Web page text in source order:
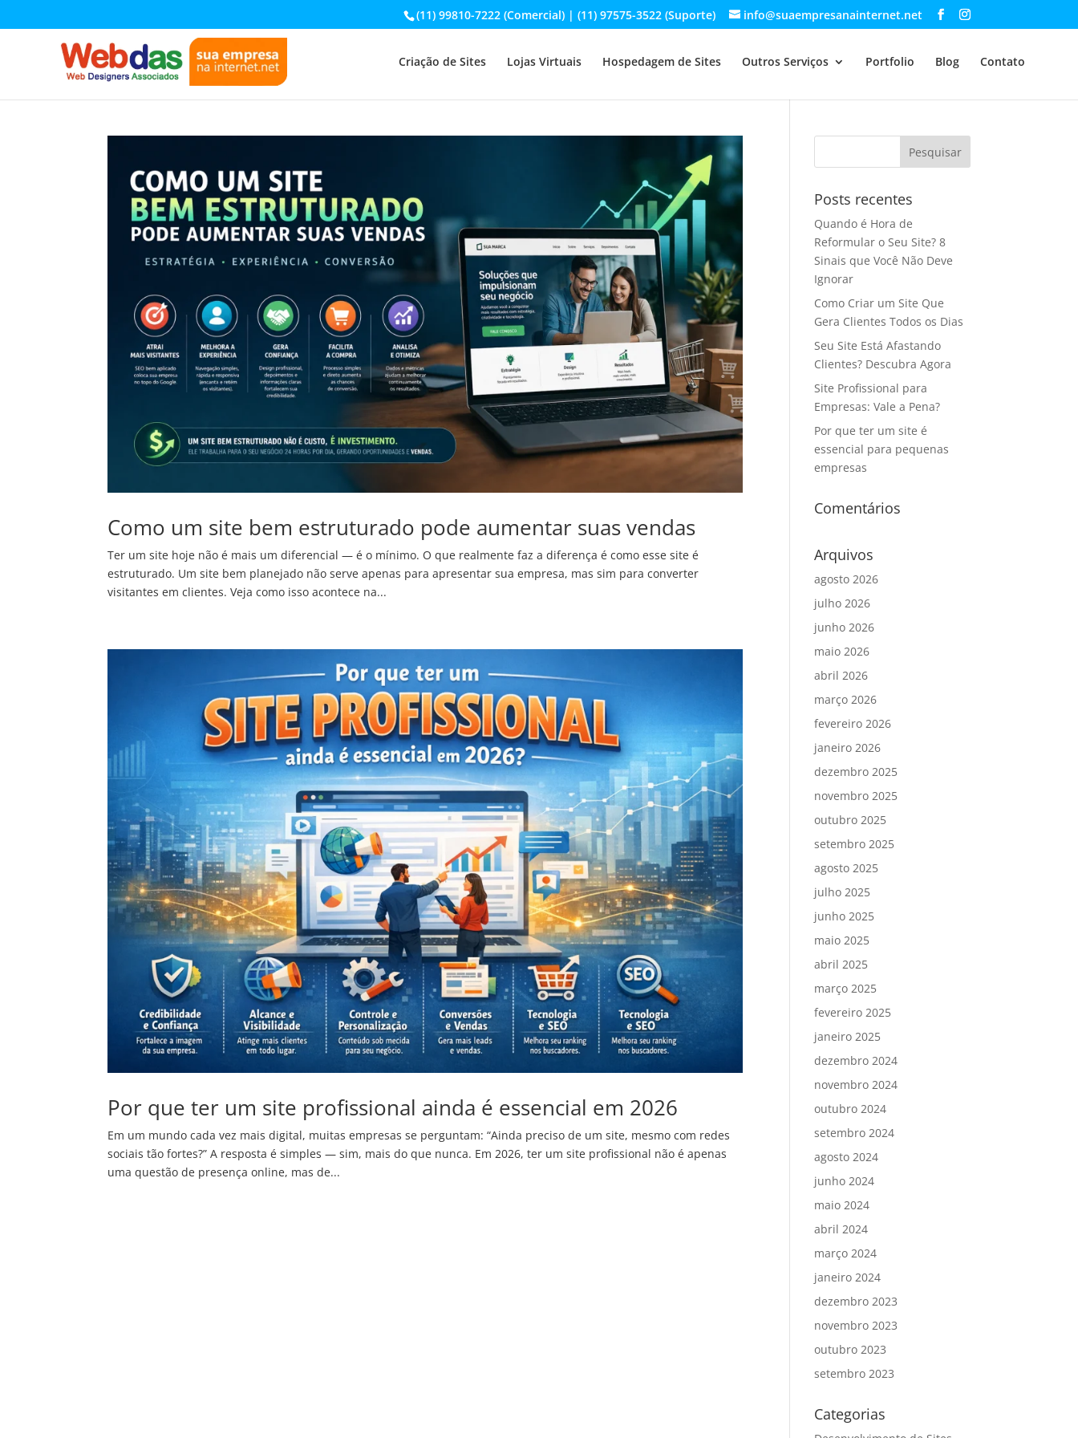
(11) 99810-7222 (Comercial) | (11) 97575-3522 (Suporte) info@suaempresanainternet.net
Criação de Sites Lojas Virtuais Hospedagem de Sites Outros Serviços Portfolio Blog Contato
Como um site bem estruturado pode aumentar suas vendas
Ter um site hoje não é mais um diferencial — é o mínimo. O que realmente faz a diferença é como esse site é
estruturado. Um site bem planejado não serve apenas para apresentar sua empresa, mas sim para converter
visitantes em clientes. Veja como isso acontece na...
Por que ter um site profissional ainda é essencial em 2026
Em um mundo cada vez mais digital, muitas empresas se perguntam: “Ainda preciso de um site, mesmo com redes
sociais tão fortes?” A resposta é simples — sim, mais do que nunca. Em 2026, ter um site profissional não é apenas
uma questão de presença online, mas de...
Posts recentes
Quando é Hora de
Reformular o Seu Site? 8
Sinais que Você Não Deve
Ignorar
Como Criar um Site Que
Gera Clientes Todos os Dias
Seu Site Está Afastando
Clientes? Descubra Agora
Site Profissional para
Empresas: Vale a Pena?
Por que ter um site é
essencial para pequenas
empresas
Comentários
Arquivos
agosto 2026
julho 2026
junho 2026
maio 2026
abril 2026
março 2026
fevereiro 2026
janeiro 2026
dezembro 2025
novembro 2025
outubro 2025
setembro 2025
agosto 2025
julho 2025
junho 2025
maio 2025
abril 2025
março 2025
fevereiro 2025
janeiro 2025
dezembro 2024
novembro 2024
outubro 2024
setembro 2024
agosto 2024
junho 2024
maio 2024
abril 2024
março 2024
janeiro 2024
dezembro 2023
novembro 2023
outubro 2023
setembro 2023
Categorias